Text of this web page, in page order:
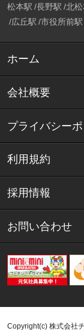
松本駅 長野駅 北
広丘駅 市役所前駅
ホーム
会社概要
プライバシー
利用規約
採用情報
お問い合わせ
Copyright(c) 株式会社